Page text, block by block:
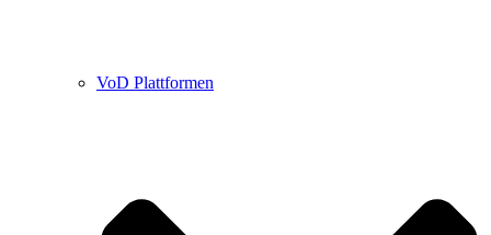
VoD Plattformen